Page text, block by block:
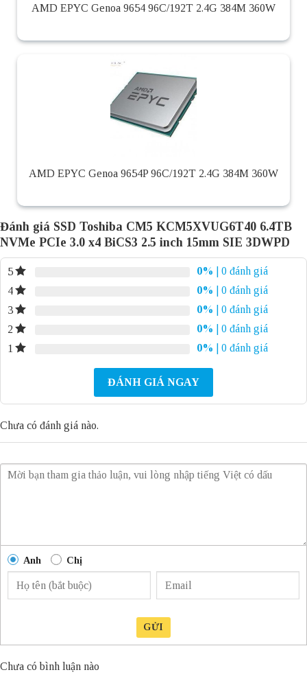
AMD EPYC Genoa 9654 96C/192T 2.4G 384M 360W
AMD EPYC Genoa 9654P 96C/192T 2.4G 384M 360W
Đánh giá SSD Toshiba CM5 KCM5XVUG6T40 6.4TB
NVMe PCIe 3.0 x4 BiCS3 2.5 inch 15mm SIE 3DWPD
5 0%
| 0 đánh giá
4
0%
| 0 đánh giá
3
0%
| 0 đánh giá
2
0%
| 0 đánh giá
1
0% | 0 đánh giá
ĐÁNH GIÁ NGAY
Chưa có đánh giá nào.
Anh Chị
GỬI
Chưa có bình luận nào